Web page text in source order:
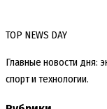
TOP NEWS DAY
Главные новости дня:
спорт и технологии.